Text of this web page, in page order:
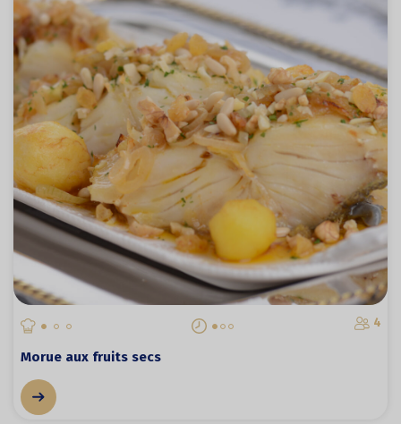
4
Morue aux fruits secs